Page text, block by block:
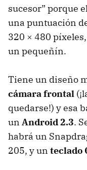
sucesor” porque
una puntuación
320 × 480
un pequeñín.
Tiene un diseño
cámara frontal
quedarse!) y esa
un Android 2.3.
habrá un
205, y un teclado